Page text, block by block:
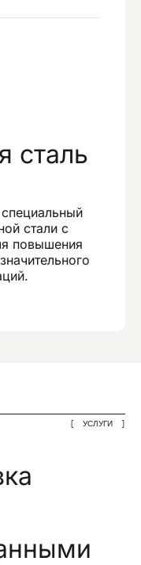
сталь
стали с
повышения
УСЛУГИ